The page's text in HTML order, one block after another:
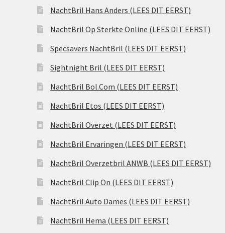
NachtBril Hans Anders (LEES DIT EERST)
NachtBril Op Sterkte Online (LEES DIT EERST)
Specsavers NachtBril (LEES DIT EERST)
Sightnight Bril (LEES DIT EERST)
NachtBril Bol.Com (LEES DIT EERST)
NachtBril Etos (LEES DIT EERST)
NachtBril Overzet (LEES DIT EERST)
NachtBril Ervaringen (LEES DIT EERST)
NachtBril Overzetbril ANWB (LEES DIT EERST)
NachtBril Clip On (LEES DIT EERST)
NachtBril Auto Dames (LEES DIT EERST)
NachtBril Hema (LEES DIT EERST)